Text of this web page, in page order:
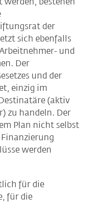
der
sich ebenfalls
und
Der
und der
einzig im
(aktiv
zu handeln. Der
Plan nicht selbst
werden
für die
für die